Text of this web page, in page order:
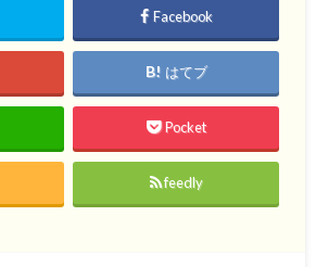
Facebook
はてブ
Pocket
feedly